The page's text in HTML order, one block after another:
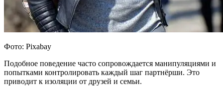
Фото: Pixabay
Подобное поведение часто сопровождается манипуляциями и
попытками контролировать каждый шаг партнёрши. Это
приводит к изоляции от друзей и семьи.